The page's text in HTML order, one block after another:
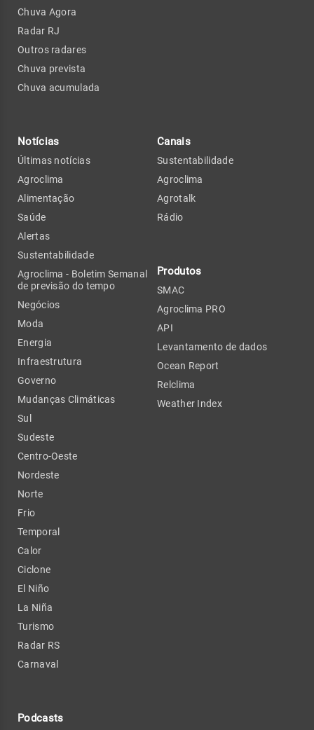
Chuva Agora
Radar RJ
Outros radares
Chuva prevista
Chuva acumulada
Notícias
Últimas notícias
Agroclima
Alimentação
Saúde
Alertas
Sustentabilidade
Agroclima - Boletim Semanal
de previsão do tempo
Negócios
Moda
Energia
Infraestrutura
Governo
Mudanças Climáticas
Sul
Sudeste
Centro-Oeste
Nordeste
Norte
Frio
Temporal
Calor
Ciclone
El Niño
La Niña
Turismo
Radar RS
Carnaval
Podcasts
Canais
Sustentabilidade
Agroclima
Agrotalk
Rádio
Produtos
SMAC
Agroclima PRO
API
Levantamento de dados
Ocean Report
Relclima
Weather Index